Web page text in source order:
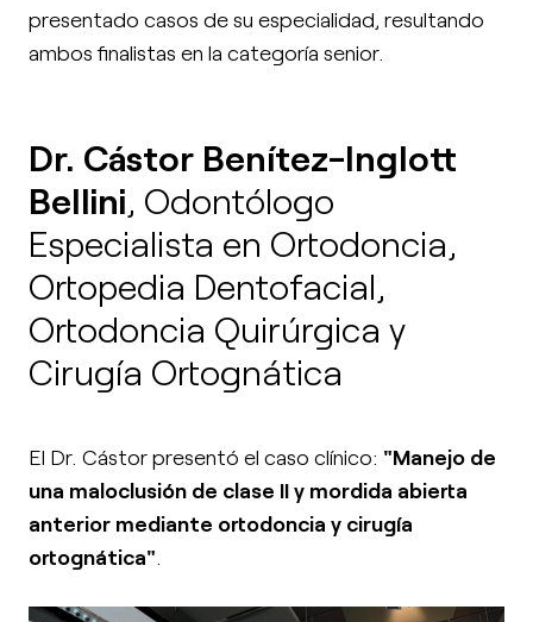
presentado casos de su especialidad, resultando
ambos finalistas en la categoría senior.
Dr. Cástor Benítez-Inglott
Bellini, Odontólogo
Especialista en Ortodoncia,
Ortopedia Dentofacial,
Ortodoncia Quirúrgica y
Cirugía Ortognática
El Dr. Cástor presentó el caso clínico: "Manejo de
una maloclusión de clase II y mordida abierta
anterior mediante ortodoncia y cirugía
ortognática"